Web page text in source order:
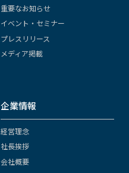
重要なお知らせ
イベント・セミナー
プレスリリース
メディア掲載
企業情報
経営理念
社長挨拶
会社概要